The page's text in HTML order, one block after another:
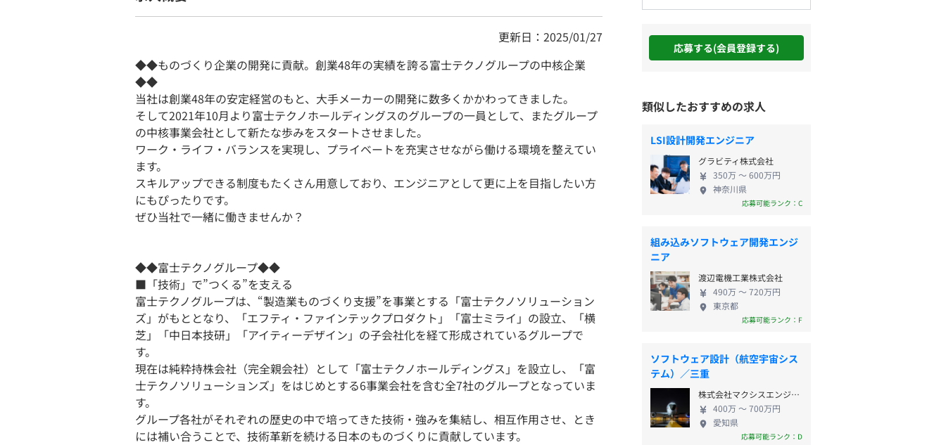
更新日：2025/01/27
◆◆ものづくり企業の開発に貢献。創業48年の実績を誇る富士テクノグループの中核企業
◆◆
当社は創業48年の安定経営のもと、大手メーカーの開発に数多くかかわってきました。
そして2021年10月より富士テクノホールディングスのグループの一員として、またグループ
の中核事業会社として新たな歩みをスタートさせました。
ワーク・ライフ・バランスを実現し、プライベートを充実させながら働ける環境を整えてい
ます。
スキルアップできる制度もたくさん用意しており、エンジニアとして更に上を目指したい方
にもぴったりです。
ぜひ当社で一緒に働きませんか？
◆◆富士テクノグループ◆◆
■「技術」で”つくる”を支える
富士テクノグループは、“製造業ものづくり支援”を事業とする「富士テクノソリューション
ズ」がもととなり、「エフティ・ファインテックプロダクト」「富士ミライ」の設立、「横
芝」「中日本技研」「アイティーデザイン」の子会社化を経て形成されているグループで
す。
現在は純粋持株会社（完全親会社）として「富士テクノホールディングス」を設立し、「富
士テクノソリューションズ」をはじめとする6事業会社を含む全7社のグループとなっていま
す。
グループ各社がそれぞれの歴史の中で培ってきた技術・強みを集結し、相互作用させ、とき
には補い合うことで、技術革新を続ける日本のものづくりに貢献しています。
応募する(会員登録する)
類似したおすすめの求人
LSI設計開発エンジニア
グラビティ株式会社
350万 〜 600万円
神奈川県
応募可能ランク：C
組み込みソフトウェア開発エンジ
ニア
渡辺電機工業株式会社
490万 〜 720万円
東京都
応募可能ランク：F
ソフトウェア設計（航空宇宙シス
テム）／三重
株式会社マクシスエンジニアリング
400万 〜 700万円
愛知県
応募可能ランク：D